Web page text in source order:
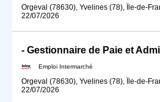
Orgeval (78630), Yvelines (78), Île-de-
22/07/2026
Emploi Intermarché
Orgeval (78630), Yvelines (78), Île-de-
22/07/2026